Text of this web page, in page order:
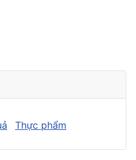
Thực phẩm